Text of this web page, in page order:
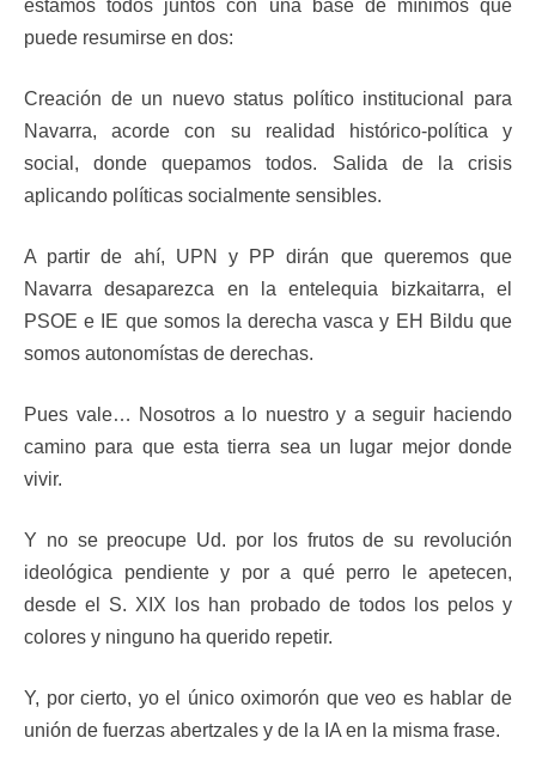
estamos todos juntos con una base de mínimos que
puede resumirse en dos:
Creación de un nuevo status político institucional para
Navarra, acorde con su realidad histórico-política y
social, donde quepamos todos. Salida de la crisis
aplicando políticas socialmente sensibles.
A partir de ahí, UPN y PP dirán que queremos que
Navarra desaparezca en la entelequia bizkaitarra, el
PSOE e IE que somos la derecha vasca y EH Bildu que
somos autonomístas de derechas.
Pues vale… Nosotros a lo nuestro y a seguir haciendo
camino para que esta tierra sea un lugar mejor donde
vivir.
Y no se preocupe Ud. por los frutos de su revolución
ideológica pendiente y por a qué perro le apetecen,
desde el S. XIX los han probado de todos los pelos y
colores y ninguno ha querido repetir.
Y, por cierto, yo el único oximorón que veo es hablar de
unión de fuerzas abertzales y de la IA en la misma frase.